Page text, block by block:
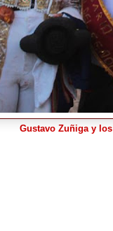
Gustavo Zuñiga y